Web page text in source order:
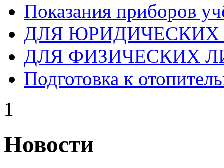
Показания приборов
ДЛЯ ЮРИДИЧЕСКИХ
ДЛЯ ФИЗИЧЕСКИХ
Подготовка к
1
Новости